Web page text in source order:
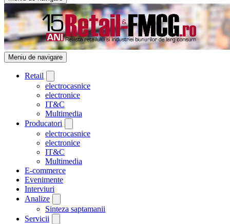
Meniu de navigare
Retail
electrocasnice
electronice
IT&C
Multimedia
Producatori
electrocasnice
electronice
IT&C
Multimedia
E-commerce
Evenimente
Interviuri
Analize
Sinteza saptamanii
Servicii